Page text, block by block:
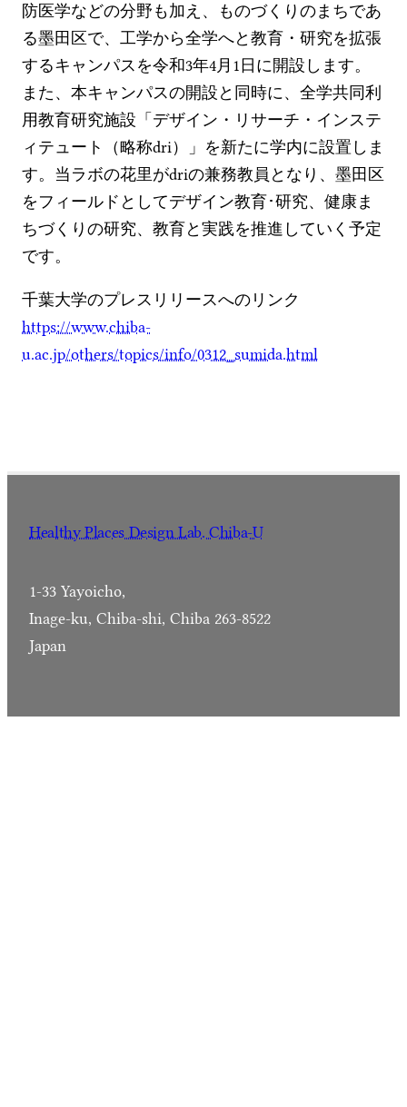
防医学などの分野も加え、ものづくりのまちであ
る墨田区で、工学から全学へと教育・研究を拡張
するキャンパスを令和3年4月1日に開設します。
また、本キャンパスの開設と同時に、全学共同利
用教育研究施設「デザイン・リサーチ・インステ
ィテュート（略称dri）」を新たに学内に設置しま
す。当ラボの花里がdriの兼務教員となり、墨田区
をフィールドとしてデザイン教育･研究、健康ま
ちづくりの研究、教育と実践を推進していく予定
です。
千葉大学のプレスリリースへのリンク
https://www.chiba-
u.ac.jp/others/topics/info/0312_sumida.html
Healthy Places Design Lab. Chiba-U
1-33 Yayoicho,
Inage-ku, Chiba-shi, Chiba 263-8522
Japan